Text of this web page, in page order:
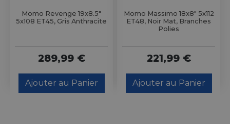
Momo Revenge 19x8.5"
5x108 ET45, Gris Anthracite
289,99 €
Ajouter au Panier
Momo Massimo 18x8" 5x112
ET48, Noir Mat, Branches
Polies
221,99 €
Ajouter au Panier